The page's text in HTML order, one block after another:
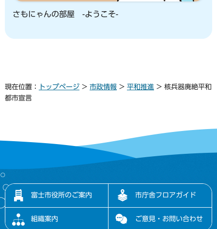
さもにゃんの部屋 -ようこそ-
現在位置： トップページ > 市政情報 > 平和推進 > 核兵器廃絶平和
都市宣言
富士市役所のご案内 市庁舎フロアガイド
組織案内 ご意見・お問い合わせ